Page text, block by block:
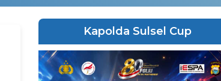
Kapolda Sulsel Cup